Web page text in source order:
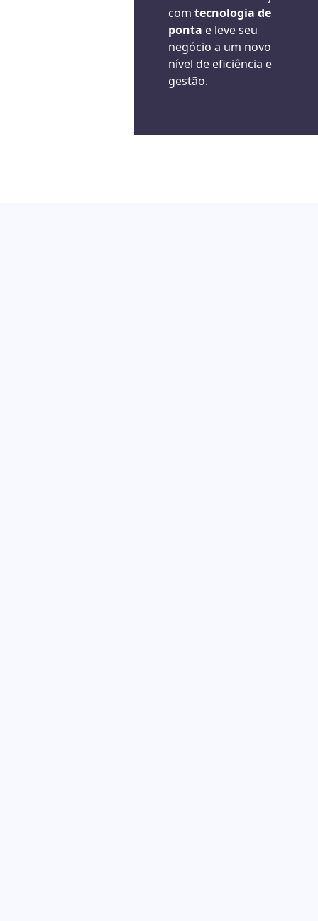
comtecnologia de
ponta e leve seu
negócio a um novo
nível de eficiência e
gestão.